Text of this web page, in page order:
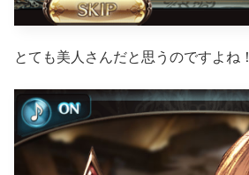
とても美人さんだと思うのですよね！